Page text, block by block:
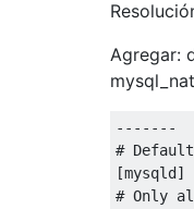
Agregar:
# Default
# Only